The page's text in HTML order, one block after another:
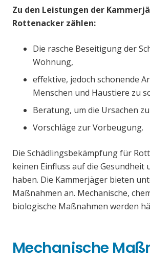
Zu den Leistungen der
Rottenacker zählen:
Die rasche Beseitigung der
Wohnung,
effektive, jedoch schonende
Menschen und Haustiere zu
Beratung, um die Ursachen
Vorschläge zur Vorbeugung.
Die Schädlingsbekämpfung für
keinen Einfluss auf die Gesundheit
haben. Die Kammerjäger bieten
Maßnahmen an. Mechanische,
biologische Maßnahmen werden
Mechanische